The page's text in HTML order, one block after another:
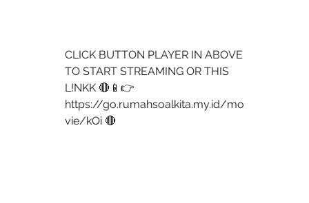
CLICK BUTTON PLAYER IN ABOVE
TO START STREAMING OR THIS
L!NKK 🔴📱👉
https://go.rumahsoalkita.my.id/mo
vie/kOi 🔴